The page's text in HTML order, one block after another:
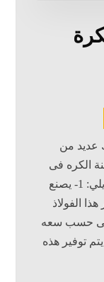
عدید من
الكره فی
ایران ماین التی سیتم شرحها فی ما یلي: 1- يصنع
الفولاذ
حسب سعه
توفير هذه